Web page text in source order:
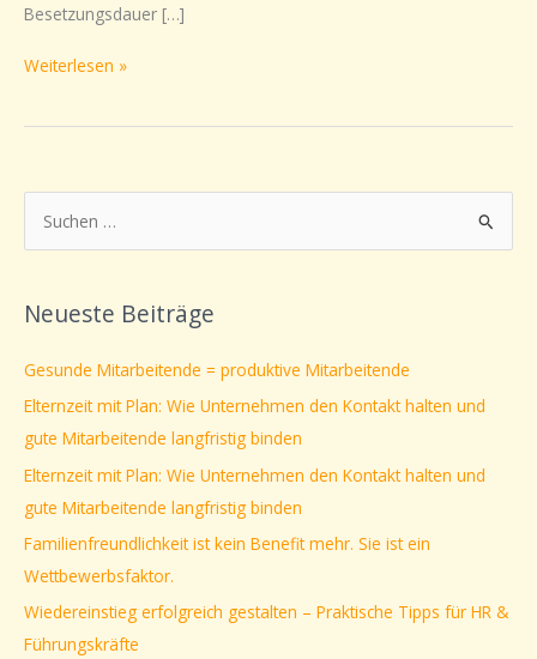
Besetzungsdauer […]
Weiterlesen »
u
h
n
a
c
h
:
Neueste Beiträge
Gesunde Mitarbeitende = produktive Mitarbeitende
Elternzeit mit Plan: Wie Unternehmen den Kontakt halten und
gute Mitarbeitende langfristig binden
Elternzeit mit Plan: Wie Unternehmen den Kontakt halten und
gute Mitarbeitende langfristig binden
Familienfreundlichkeit ist kein Benefit mehr. Sie ist ein
Wettbewerbsfaktor.
Wiedereinstieg erfolgreich gestalten – Praktische Tipps für HR &
Führungskräfte